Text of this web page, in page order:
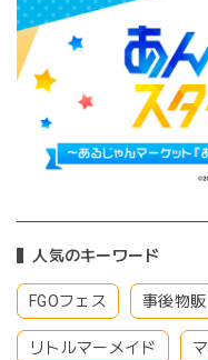
人気のキーワード
FGOフェス 事後物販
リトルマーメイド